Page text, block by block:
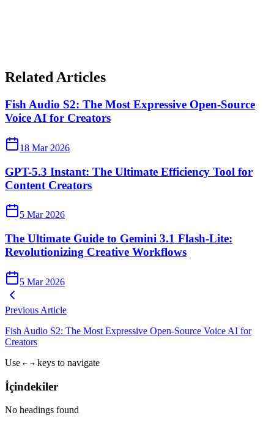
Related Articles
Fish Audio S2: The Most Expressive Open-Source
Voice AI for Creators
18 Mar 2026
GPT-5.3 Instant: The Ultimate Efficiency Tool for
Content Creators
5 Mar 2026
The Ultimate Guide to Gemini 3.1 Flash-Lite:
Revolutionizing Creative Workflows
5 Mar 2026
Previous Article
Fish Audio S2: The Most Expressive Open-Source Voice AI for
Creators
Use ← → keys to navigate
İçindekiler
No headings found